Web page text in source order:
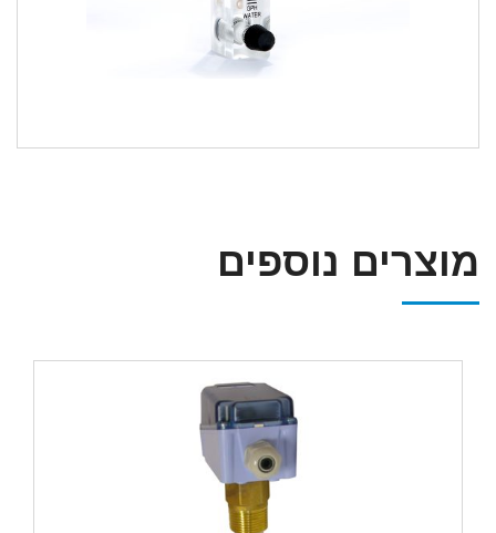
מוצרים נוספים